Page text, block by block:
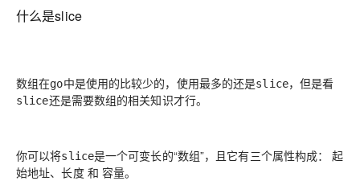
什么是slice
数组在go中是使用的比较少的，使用最多的还是slice，但是看
slice还是需要数组的相关知识才行。
你可以将slice是一个可变长的“数组”，且它有三个属性构成： 起
始地址、长度 和 容量。